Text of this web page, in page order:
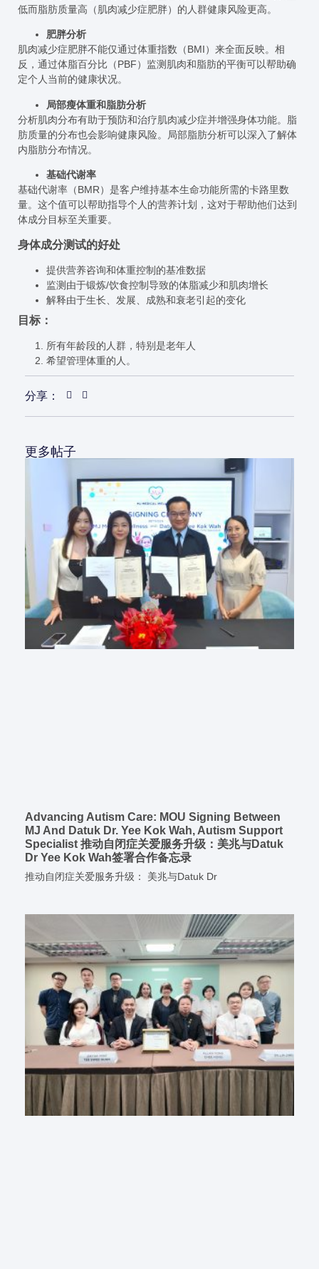
低而脂肪质量高（肌肉减少症肥胖）的人群健康风险更高。
肥胖分析
肌肉减少症肥胖不能仅通过体重指数（BMI）来全面反映。相
反，通过体脂百分比（PBF）监测肌肉和脂肪的平衡可以帮助确
定个人当前的健康状况。
局部瘦体重和脂肪分析
分析肌肉分布有助于预防和治疗肌肉减少症并增强身体功能。脂
肪质量的分布也会影响健康风险。局部脂肪分析可以深入了解体
内脂肪分布情况。
基础代谢率
基础代谢率（BMR）是客户维持基本生命功能所需的卡路里数
量。这个值可以帮助指导个人的营养计划，这对于帮助他们达到
体成分目标至关重要。
身体成分测试的好处
提供营养咨询和体重控制的基准数据
监测由于锻炼/饮食控制导致的体脂减少和肌肉增长
解释由于生长、发展、成熟和衰老引起的变化
目标：
所有年龄段的人群，特别是老年人
希望管理体重的人。
分享：
更多帖子
Advancing Autism Care: MOU Signing Between
MJ And Datuk Dr. Yee Kok Wah, Autism Support
Specialist 推动自闭症关爱服务升级：美兆与Datuk
Dr Yee Kok Wah签署合作备忘录
推动自闭症关爱服务升级： 美兆与Datuk Dr